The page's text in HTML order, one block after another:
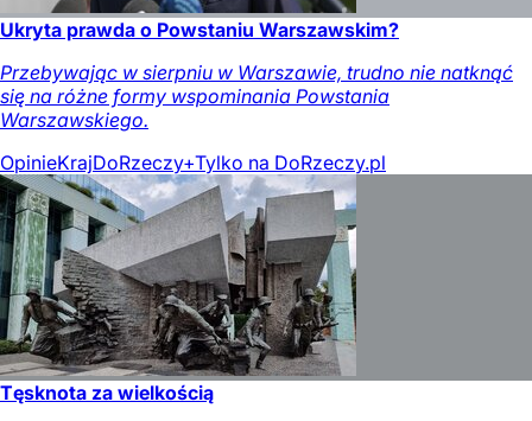
Ukryta prawda o Powstaniu Warszawskim?
Przebywając w sierpniu w Warszawie, trudno nie natknąć
się na różne formy wspominania Powstania
Warszawskiego.
OpinieKrajDoRzeczy+Tylko na DoRzeczy.pl
Tęsknota za wielkością